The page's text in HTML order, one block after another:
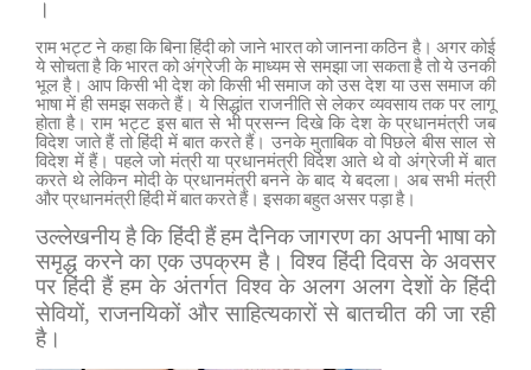
राम भट्ट ने कहा कि बिना हिंदी को जानेभारत को जानना कठिन है। अगर कोई
ये सोचता है कि भारत को अंग्रेजी के माध्यम से समझा जा सकता है तो ये उनकी
भूल है। आप किसी भी देश को किसी भी समाज को उस देश या उस समाज की
भाषा में ही समझ सकते हैं। ये सिद्धांत राजनीति से लेकर व्यवसाय तक पर लागू
होता है। राम भट्ट इस बात से भी प्रसन्न दिखे कि देश के प्रधानमंत्री जब
विदेश जाते हैं तो हिंदी में बात करते हैं। उनके मुताबिक वो पिछले बीस साल से
विदेश में हैं। पहले जो मंत्री या प्रधानमंत्री विदेश आते थे वो अंग्रेजी में बात
करते थे लेकिन मोदी के प्रधानमंत्री बनने के बाद ये बदला। अब सभी मंत्री
और प्रधानमंत्री हिंदी में बात करते हैं। इसका बहुत असर पड़ा है।
उल्लेखनीय है कि हिंदी हैं हम दैनिक जागरण का अपनी भाषा को
समृद्ध करने का एक उपक्रम है। विश्व हिंदी दिवस के अवसर
पर हिंदी हैं हम के अंतर्गत विश्व के अलग अलग देशों के हिंदी
सेवियों,राजनयिकों और साहित्यकारों से बातचीत की जा रही
है।